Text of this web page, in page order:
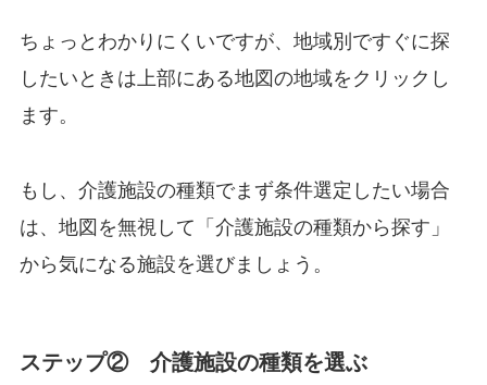
ちょっとわかりにくいですが、地域別ですぐに探
したいときは上部にある地図の地域をクリックし
ます。
もし、介護施設の種類でまず条件選定したい場合
は、地図を無視して「介護施設の種類から探す」
から気になる施設を選びましょう。
ステップ② 介護施設の種類を選ぶ